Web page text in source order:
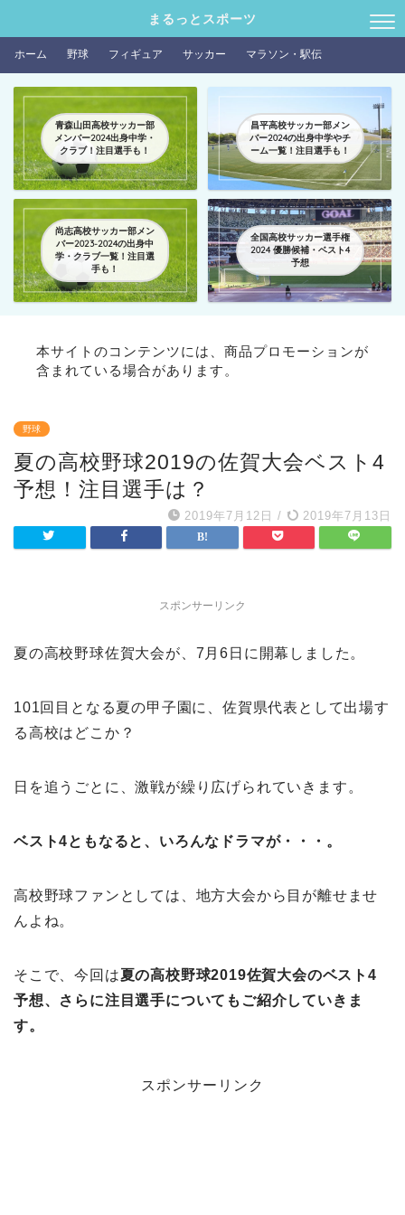
まるっとスポーツ
ホーム 野球 フィギュア サッカー マラソン・駅伝
青森山田高校サッカー部
メンバー2024出身中学・
クラブ！注目選手も！
昌平高校サッカー部メン
バー2024の出身中学やチ
ーム一覧！注目選手も！
尚志高校サッカー部メン
バー2023-2024の出身中
学・クラブ一覧！注目選
手も！
全国高校サッカー選手権
2024 優勝候補・ベスト4
予想
本サイトのコンテンツには、商品プロモーションが
含まれている場合があります。
野球
夏の高校野球2019の佐賀大会ベスト4
予想！注目選手は？
2019年7月12日 / 2019年7月13日
スポンサーリンク
夏の高校野球佐賀大会が、7月6日に開幕しました。
101回目となる夏の甲子園に、佐賀県代表として出場す
る高校はどこか？
日を追うごとに、激戦が繰り広げられていきます。
ベスト4ともなると、いろんなドラマが・・・。
高校野球ファンとしては、地方大会から目が離せませ
んよね。
そこで、今回は夏の高校野球2019佐賀大会のベスト4
予想、さらに注目選手についてもご紹介していきま
す。
スポンサーリンク